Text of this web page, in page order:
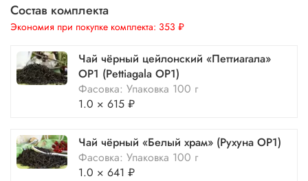
Состав комплекта
Экономия при покупке комплекта: 353 ₽
Чай чёрный цейлонский «Петтиагала»
ОР1 (Pettiagala OP1)
Фасовка: Упаковка 100 г
1.0 × 615 ₽
Чай чёрный «Белый храм» (Рухуна ОР1)
Фасовка: Упаковка 100 г
1.0 × 641 ₽